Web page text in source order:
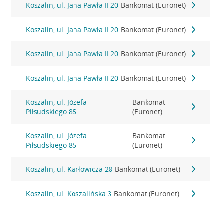
Koszalin, ul. Jana Pawła II 20 Bankomat (Euronet)
Koszalin, ul. Jana Pawła II 20 Bankomat (Euronet)
Koszalin, ul. Jana Pawła II 20 Bankomat (Euronet)
Koszalin, ul. Jana Pawła II 20 Bankomat (Euronet)
Koszalin, ul. Józefa
Piłsudskiego 85
Bankomat
(Euronet)
Koszalin, ul. Józefa
Piłsudskiego 85
Bankomat
(Euronet)
Koszalin, ul. Karłowicza 28 Bankomat (Euronet)
Koszalin, ul. Koszalińska 3 Bankomat (Euronet)